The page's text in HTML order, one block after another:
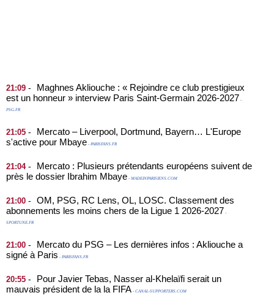
21:09 -
Maghnes Akliouche : « Rejoindre ce club prestigieux
est un honneur » interview Paris Saint-Germain 2026-2027 -
PSG.FR
21:05 -
Mercato – Liverpool, Dortmund, Bayern… L'Europe
s'active pour Mbaye - PARISFANS.FR
21:04-
Mercato : Plusieurs prétendants européens suivent de
près le dossier Ibrahim Mbaye - MADEINPARISIENS.COM
21:00 -
OM, PSG, RC Lens, OL, LOSC. Classement des
abonnements les moins chers de la Ligue 1 2026-2027 -
SPORTUNE.FR
21:00 -
Mercato du PSG – Les dernières infos : Akliouche a
signé à Paris - PARISFANS.FR
20:55 -
Pour Javier Tebas, Nasser al-Khelaïfi serait un
mauvais président de la la FIFA - CANAL-SUPPORTERS.COM